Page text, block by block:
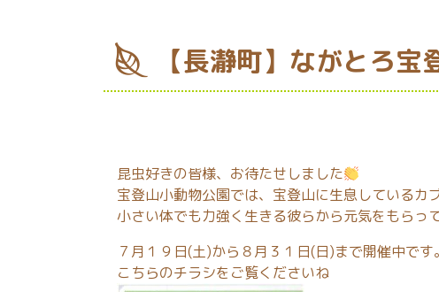
【長瀞町】ながとろ
昆虫好きの皆様、お待たせしました
宝登山小動物公園では、宝登山に生息しているカ
小さい体でも力強く生きる彼らから元気をもらっ
７月１９日(土)から８月３１日(日)まで開催中です。
こちらのチラシをご覧くださいね